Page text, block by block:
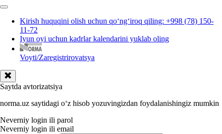
Kirish huquqini olish uchun qoʻngʻiroq qiling: +998 (78) 150-
11-72
Iyun oyi uchun kadrlar kalendarini yuklab oling
Voyti/Zaregistrirovatsya
Saytda avtorizatsiya
norma.uz saytidagi oʻz hisob yozuvingizdan foydalanishingiz mumkin
Neverniy login ili parol
Neverniy login ili email